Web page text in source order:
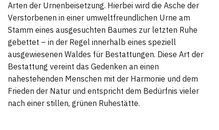
Arten der Urnenbeisetzung. Hierbei wird die Asche der
Verstorbenen in einer umweltfreundlichen Urne am
Stamm eines ausgesuchten Baumes zur letzten Ruhe
gebettet – in der Regel innerhalb eines speziell
ausgewiesenen Waldes für Bestattungen. Diese Art der
Bestattung vereint das Gedenken an einen
nahestehenden Menschen mit der Harmonie und dem
Frieden der Natur und entspricht dem Bedürfnis vieler
nach einer stillen, grünen Ruhestätte.